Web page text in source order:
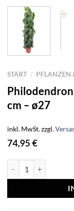
START / PFLANZEN
cm – ø27
inkl. MwSt.zzgl.
74,95 €